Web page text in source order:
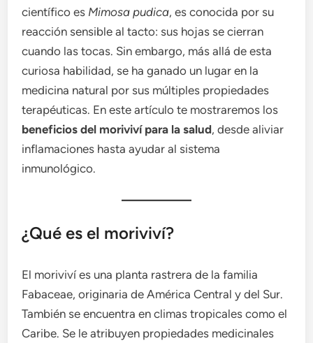
científico es Mimosa pudica, es conocida por su
reacción sensible al tacto: sus hojas se cierran
cuando las tocas. Sin embargo, más allá de esta
curiosa habilidad, se ha ganado un lugar en la
medicina natural por sus múltiples propiedades
terapéuticas. En este artículo te mostraremos los
beneficios del moriviví para la salud, desde aliviar
inflamaciones hasta ayudar al sistema
inmunológico.
¿Qué es el moriviví?
El moriviví es una planta rastrera de la familia
Fabaceae, originaria de América Central y del Sur.
También se encuentra en climas tropicales como el
Caribe. Se le atribuyen propiedades medicinales